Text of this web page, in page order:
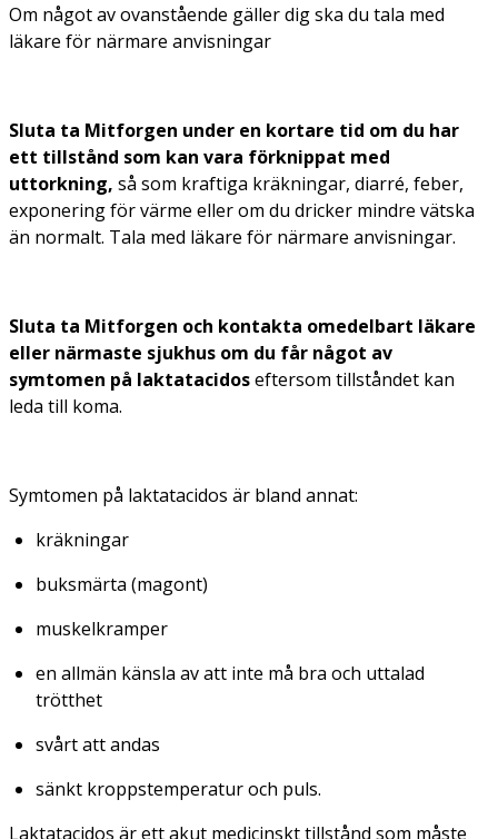
Om något av ovanstående gäller dig ska du tala med
läkare för närmare anvisningar
Sluta ta Mitforgen under en kortare tid om du har
ett tillstånd som kan vara förknippat med
uttorkning, så som kraftiga kräkningar, diarré, feber,
exponering för värme eller om du dricker mindre vätska
än normalt. Tala med läkare för närmare anvisningar.
Sluta ta Mitforgen och kontakta omedelbart läkare
eller närmaste sjukhus om du får något av
symtomen på laktatacidoseftersom tillståndet kan
leda till koma.
Symtomen på laktatacidos är bland annat:
kräkningar
buksmärta (magont)
muskelkramper
en allmän känsla av att inte må bra och uttalad
trötthet
svårt att andas
sänkt kroppstemperatur och puls.
Laktatacidos är ett akut medicinskt tillstånd som måste